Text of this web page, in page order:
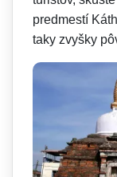
predmestí
taky zvyšky